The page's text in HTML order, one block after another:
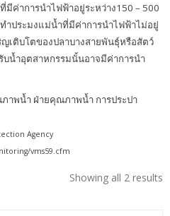
ค่าการนำไฟฟ้าอยู่ระหว่าง150 – 500
ำประมงแม่น้ำที่มีค่าการนำไฟฟ้าไม่อยู่
เติบโตของปลาบางสายพันธุ์หรือสัตว์
น้ำอุตสาหกรรมนั้นอาจมีค่าการนำ
พน้ำ ฝ่ายคุณภาพน้ำ การประปา
Agency
vms59.cfm
Showing all 2 results